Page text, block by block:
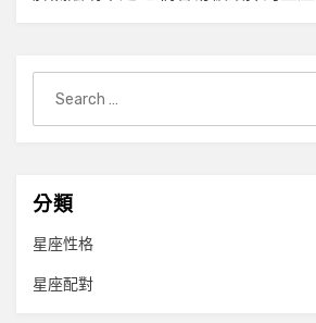
for:
分類
星座性格
星座配對